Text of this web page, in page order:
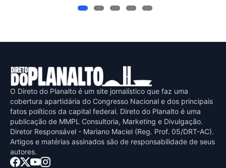
O Direto do Planalto é um site jornalístico que faz uma
cobertura apartidária do Congresso Nacional e dos principais
fatos políticos da capital federal. Direto do Planalto é uma
publicaçāo de MMPL Consultoria, Marketing e Divulgaçāo.
Diretor Responsável - Mariano Maciel (Reg. Prof. 05/DRT-AC).
Artigos e matérias assinados sāo de responsabilidade de seus
autores.